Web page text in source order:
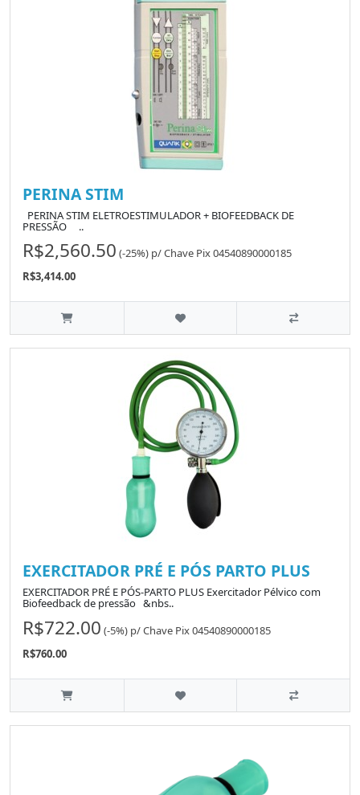
PERINA STIM
PERINA STIM ELETROESTIMULADOR + BIOFEEDBACK DE
PRESSÃO ..
R$2,560.50 (-25%) p/Chave Pix 04540890000185
R$3,414.00
EXERCITADOR PRÉ E PÓS PARTO PLUS
EXERCITADOR PRÉ E PÓS-PARTO PLUS Exercitador Pélvico com
Biofeedback de pressão &nbs..
R$722.00 (-5%) p/Chave Pix 04540890000185
R$760.00